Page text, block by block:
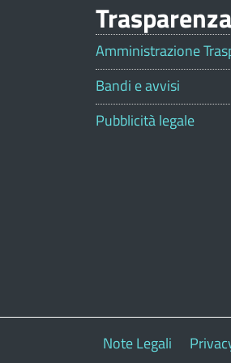
Trasparenza
Amministrazione
Bandi e avvisi
Pubblicità legale
Note Legali